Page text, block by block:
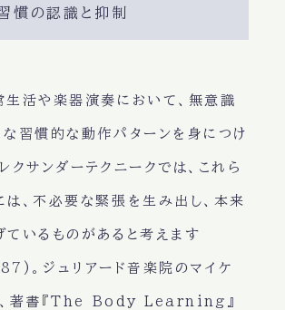
慣の認識と抑制
生活や楽器演奏において、無意識
な習慣的な動作パターンを身につけ
クサンダーテクニークでは、これら
は、不必要な緊張を生み出し、本来
ているものがあると考えます
。ジュリアード音楽院のマイケ
、著書『The Body Learning』